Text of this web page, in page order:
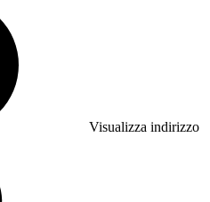
Visualizza indirizzo